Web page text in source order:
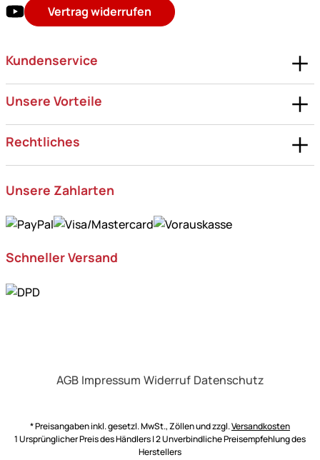
Vertrag widerrufen
Kundenservice
Unsere Vorteile
Rechtliches
Unsere Zahlarten
Schneller Versand
AGB Impressum Widerruf Datenschutz
* Preisangaben inkl. gesetzl. MwSt., Zöllen und zzgl.Versandkosten
1 Ursprünglicher Preis des Händlers | 2 Unverbindliche Preisempfehlung des
Herstellers